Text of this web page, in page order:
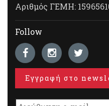
Αριθμός ΓΕΜΗ:
Follow
Εγγραφή στο